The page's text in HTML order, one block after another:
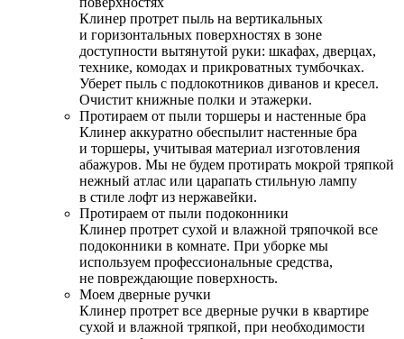
Клинер протрет пыль на вертикальных
и горизонтальных поверхностях в зоне
доступности вытянутой руки: шкафах, дверцах,
технике, комодах и прикроватных тумбочках.
Уберет пыль с подлокотников диванов и кресел.
Очистит книжные полки и этажерки.
Протираем от пыли торшеры и настенные бра
Клинер аккуратно обеспылит настенные бра
и торшеры, учитывая материал изготовления
абажуров. Мы не будем протирать мокрой тряпкой
нежный атлас или царапать стильную лампу
в стиле лофт из нержавейки.
Протираем от пыли подоконники
Клинер протрет сухой и влажной тряпочкой все
подоконники в комнате. При уборке мы
используем профессиональные средства,
не повреждающие поверхность.
Моем дверные ручки
Клинер протрет все дверные ручки в квартире
сухой и влажной тряпкой, при необходимости